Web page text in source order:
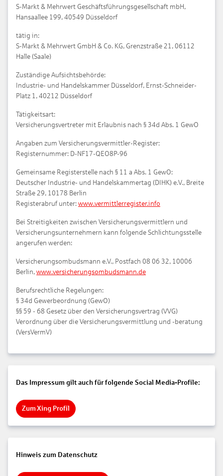
S-Markt & Mehrwert Geschäftsführungsgesellschaft mbH,
Hansaallee 199, 40549 Düsseldorf
tätig in:
S-Markt & Mehrwert GmbH & Co. KG, Grenzstraße 21, 06112
Halle (Saale)
Zuständige Aufsichtsbehörde:
Industrie- und Handelskammer Düsseldorf, Ernst-Schneider-
Platz 1, 40212 Düsseldorf
Tätigkeitsart:
Versicherungsvertreter mit Erlaubnis nach § 34d Abs. 1 GewO
Angaben zum Versicherungsvermittler-Register:
Registernummer: D-NF17-QEO8P-96
Gemeinsame Registerstelle nach § 11 a Abs. 1 GewO:
Deutscher Industrie- und Handelskammertag (DIHK) e.V., Breite
Straße 29, 10178 Berlin
Registerabruf unter: www.vermittlerregister.info
Bei Streitigkeiten zwischen Versicherungsvermittlern und
Versicherungsunternehmern kann folgende Schlichtungsstelle
angerufen werden:
Versicherungsombudsmann e.V., Postfach 08 06 32, 10006
Berlin, www.versicherungsombudsmann.de
Berufsrechtliche Regelungen:
§ 34d Gewerbeordnung (GewO)
§§ 59 - 68 Gesetz über den Versicherungsvertrag (VVG)
Verordnung über die Versicherungsvermittlung und -beratung
(VersVermV)
Das Impressum gilt auch für folgende Social Media-Profile:
Zum Xing Profil
Hinweis zum Datenschutz